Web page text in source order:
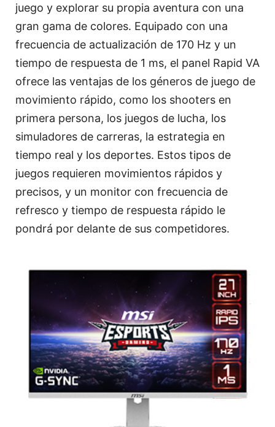
juego y explorar su propia aventura con una
gran gama de colores. Equipado con una
frecuencia de actualización de 170 Hz y un
tiempo de respuesta de 1 ms, el panel Rapid VA
ofrece las ventajas de los géneros de juego de
movimiento rápido, como los shooters en
primera persona, los juegos de lucha, los
simuladores de carreras, la estrategia en
tiempo real y los deportes. Estos tipos de
juegos requieren movimientos rápidos y
precisos, y un monitor con frecuencia de
refresco y tiempo de respuesta rápido le
pondrá por delante de sus competidores.